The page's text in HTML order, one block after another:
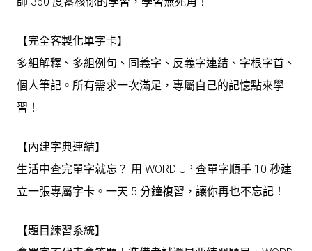
【完全客製化單字卡】
多組解釋、多組例句、同義字、反義字連結、字根字首、
個人筆記。所有需求一次滿足，專屬自己的記憶點來學
習！
【內建字典連結】
生活中查完單字就忘？ 用 WORD UP 查單字順手 10 秒建
立一張專屬字卡。一天 5 分鐘複習，讓你再也不忘記！
【題目練習系統】